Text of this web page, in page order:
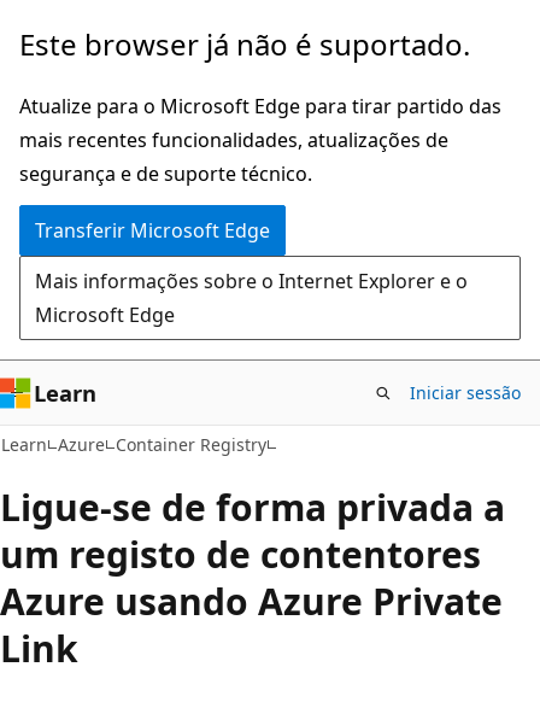
Saltar
o
conteúdo
principal
Este browser já não é suportado.
Atualize para o Microsoft Edge para tirar partido das
mais recentes funcionalidades, atualizações de
segurança e de suporte técnico.
Transferir Microsoft Edge
Mais informações sobre o Internet Explorer e o
Microsoft Edge
Learn Iniciar sessão
Learn Azure Container Registry
Ligue-se de forma privada a
um registo de contentores
Azure usando Azure Private
Link